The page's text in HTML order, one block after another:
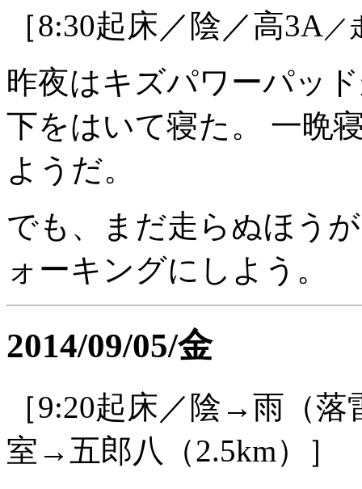
［8:30起床／陰／高3A／
昨夜はキズパワーパッ
下をはいて寝た。 一晩
ようだ。
でも、まだ走らぬほう
ォーキングにしよう。
2014/09/05/金
［9:20起床／陰→雨（
室→五郎八（2.5km）］